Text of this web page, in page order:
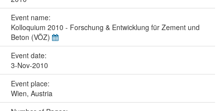
Event name:
Kolloquium 2010 - Forschung & Entwicklung für Zement und
Beton (VÖZ)
Event date:
3-Nov-2010
Event place:
Wien, Austria